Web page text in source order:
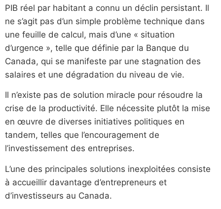
PIB réel par habitant a connu un déclin persistant. Il
ne s’agit pas d’un simple problème technique dans
une feuille de calcul, mais d’une « situation
d’urgence », telle que définie par la Banque du
Canada, qui se manifeste par une stagnation des
salaires et une dégradation du niveau de vie.
Il n’existe pas de solution miracle pour résoudre la
crise de la productivité. Elle nécessite plutôt la mise
en œuvre de diverses initiatives politiques en
tandem, telles que l’encouragement de
l’investissement des entreprises.
L’une des principales solutions inexploitées consiste
à accueillir davantage d’entrepreneurs et
d’investisseurs au Canada.